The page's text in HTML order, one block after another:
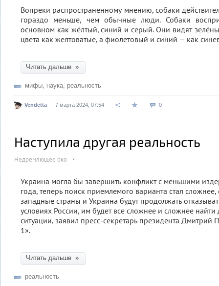
Вопреки распространенному мнению, собаки
гораздо меньше, чем обычные люди. Собаки
основном как жёлтый, синий и серый. Они видят
цвета как желтоватые, а фиолетовый и синий — как
Читать дальше »
мифы наука реальность
Vendetta 7 марта 2024, 07:54 0
Наступила другая реальность
Недремлющее око
Украина могла бы завершить конфликт с меньшими
года, теперь поиск приемлемого варианта стал сложнее,
западные страны и Украина будут продолжать
условиях России, им будет все сложнее и сложнее
ситуации, заявил пресс-секретарь президента Дмитрий
1».
Читать дальше »
реальность